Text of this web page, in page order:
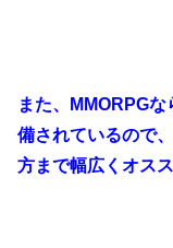
また、MMORPG
備されているので
方まで幅広くオス